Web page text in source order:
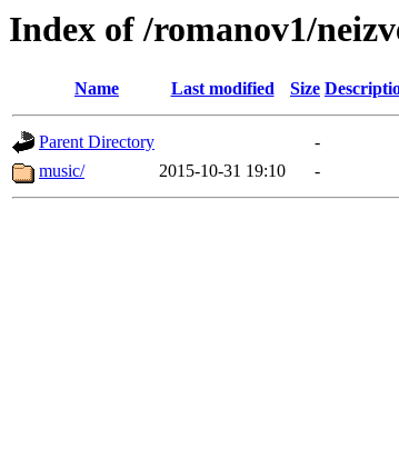
Index of /romanov1/
Name Last modified Size
Parent Directory
-
music/
2015-10-31 19:10 -